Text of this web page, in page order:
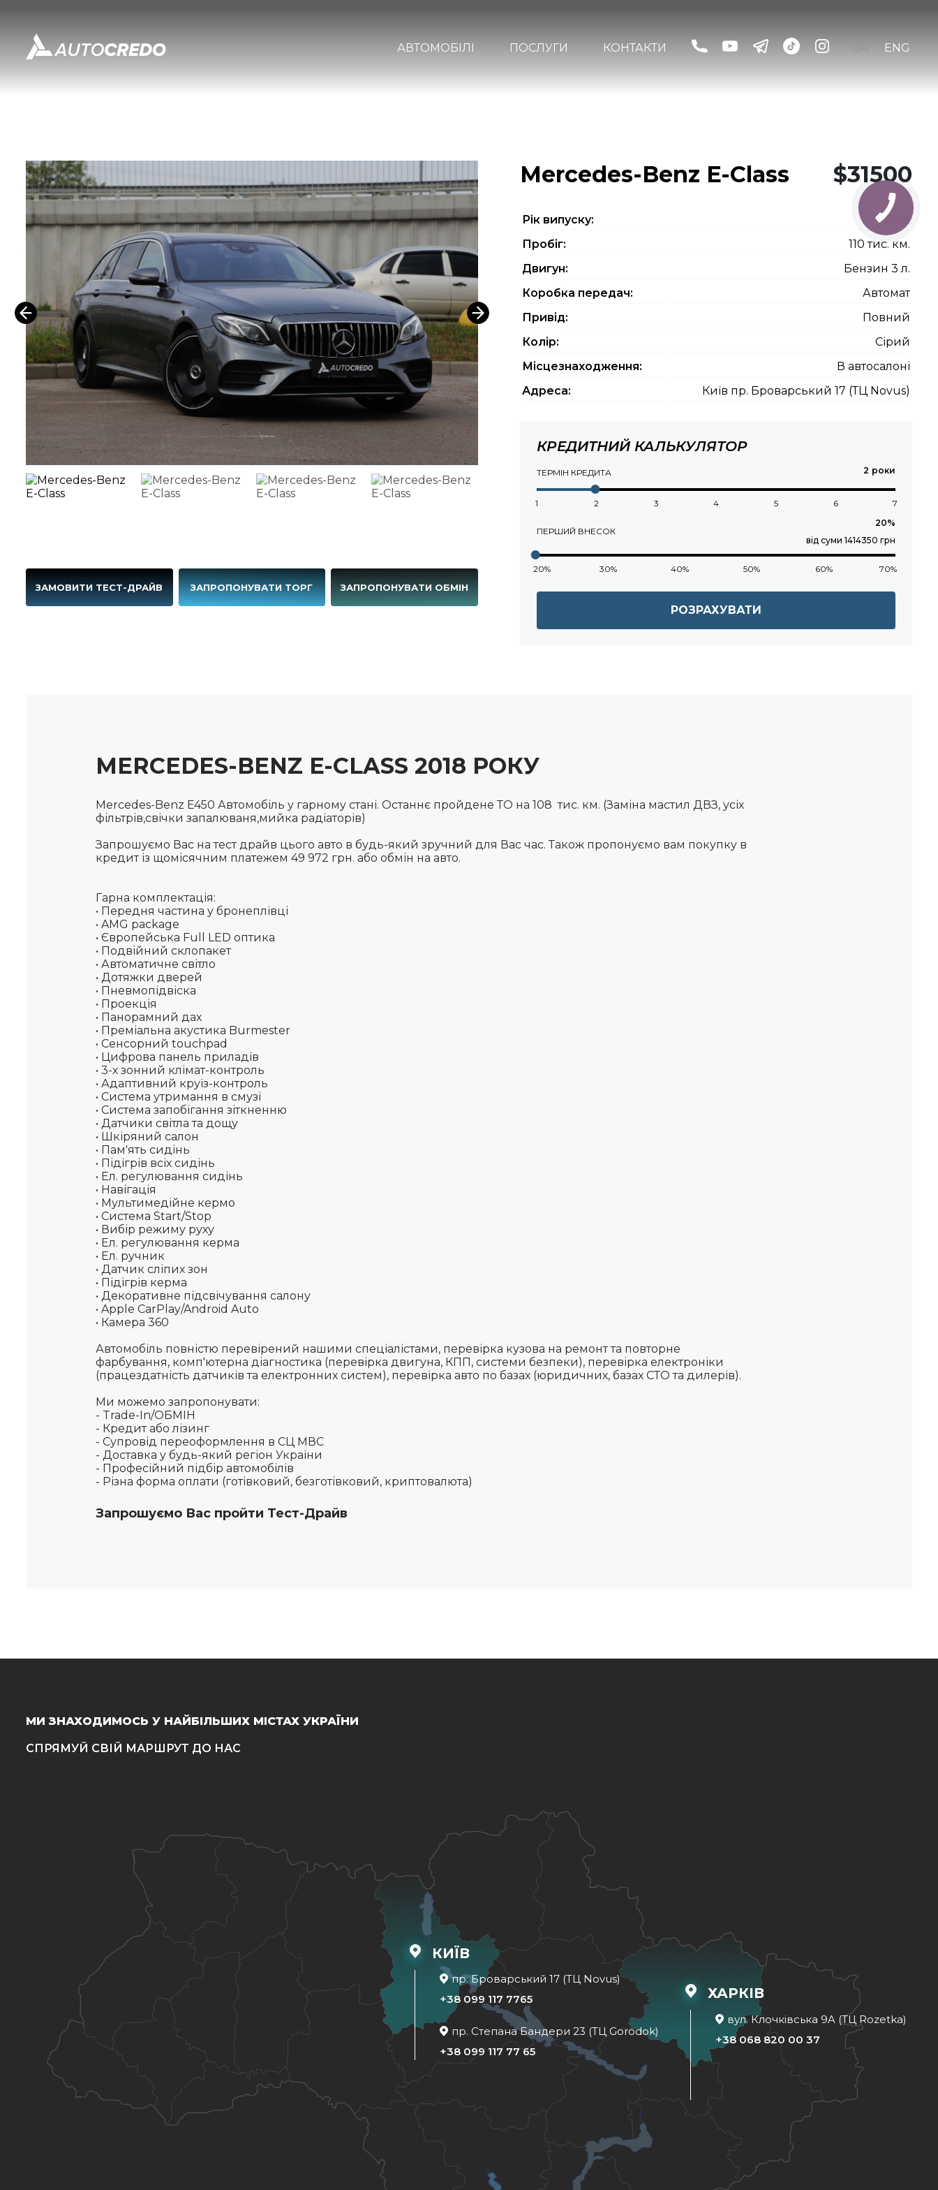
АВТОМОБІЛІ ПОСЛУГИ КОНТАКТИ ENG
ЗАМОВИТИ ТЕСТ-ДРАЙВ ЗАПРОПОНУВАТИ ТОРГ ЗАПРОПОНУВАТИ ОБМІН
Mercedes-Benz E-Class $31500
Рiк випуску:
2018
Пробіг:
110 тис. км.
Двигун:
Бензин 3 л.
Коробка передач:
Автомат
Привід:
Повний
Колір:
Сірий
Місцезнаходження:
В автосалоні
Адреса:
Київ пр. Броварський 17 (ТЦ Novus)
КРЕДИТНИЙ КАЛЬКУЛЯТОР
ТЕРМІН КРЕДИТА роки
1 2 3 4 5 6 7
ПЕРШИЙ ВНЕСОК
від суми 1414350 грн
20% 30% 40% 50% 60% 70%
РОЗРАХУВАТИ
MERCEDES-BENZ E-CLASS 2018 РОКУ
Mercedes-Benz E450 Автомобіль у гарному стані. Останнє пройдене ТО на 108 тис. км. (Заміна мастил ДВЗ, усіх
фільтрів,свічки запалюваня,мийка радіаторів)
Запрошуємо Вас на тест драйв цього авто в будь-який зручний для Вас час. Також пропонуємо вам покупку в
кредит із щомісячним платежем 49 972 грн. або обмін на авто.
Гарна комплектація:
• Передня частина у бронеплівці
• AMG package
• Європейська Full LED оптика
• Подвійний склопакет
• Автоматичне світло
• Дотяжки дверей
• Пневмопідвіска
• Проекція
• Панорамний дах
• Преміальна акустика Burmester
• Сенсорний touchpad
• Цифрова панель приладів
• 3-х зонний клімат-контроль
• Адаптивний круїз-контроль
• Система утримання в смузі
• Система запобігання зіткненню
• Датчики світла та дощу
• Шкіряний салон
• Пам'ять сидінь
• Підігрів всіх сидінь
• Ел. регулювання сидінь
• Навігація
• Мультимедійне кермо
• Система Start/Stop
• Вибір режиму руху
• Ел. регулювання керма
• Ел. ручник
• Датчик сліпих зон
• Підігрів керма
• Декоративне підсвічування салону
• Apple CarPlay/Android Auto
• Камера 360
Автомобіль повністю перевірений нашими спеціалістами, перевірка кузова на ремонт та повторне
фарбування, комп'ютерна діагностика (перевірка двигуна, КПП, системи безпеки), перевірка електроніки
(працездатність датчиків та електронних систем), перевірка авто по базах (юридичних, базах СТО та дилерів).
Ми можемо запропонувати:
- Trade-In/ОБМІН
- Кредит або лізинг
- Супровід переоформлення в СЦ МВС
- Доставка у будь-який регіон України
- Професійний підбір автомобілів
- Різна форма оплати (готівковий, безготівковий, криптовалюта)
Запрошуємо Вас пройти Тест-Драйв
МИ ЗНАХОДИМОСЬ У НАЙБІЛЬШИХ МІСТАХ УКРАЇНИ
СПРЯМУЙ СВІЙ МАРШРУТ ДО НАС
КИЇВ
пр. Броварський 17 (ТЦ Novus)
+38 099 117 7765
пр. Степана Бандери 23 (ТЦ Gorodok)
+38 099 117 77 65
ХАРКІВ
вул. Клочківська 9A (ТЦ Rozetka)
+38 068 820 00 37